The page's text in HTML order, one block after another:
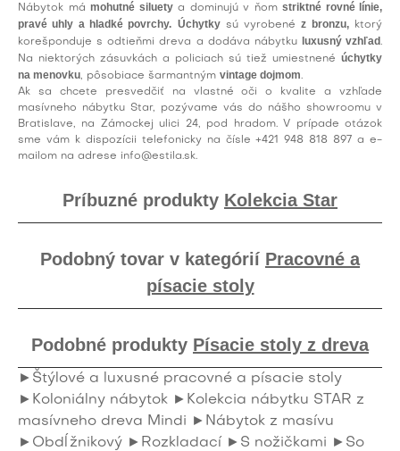
Nábytok má mohutné siluetya dominujú v ňom striktné rovné línie,
pravé uhly a hladké povrchy. Úchytkysú vyrobenéz bronzu,ktorý
korešponduje s odtieňmi dreva a dodáva nábytku
luxusný vzhľad.
Na niektorých zásuvkách a policiach sú tiež umiestnené úchytky
na menovku, pôsobiace šarmantným vintage dojmom.
Ak sa chcete presvedčiť na vlastné oči o kvalite a vzhľade
masívneho nábytku Star, pozývame vás do nášho showroomu v
Bratislave, na Zámockej ulici 24, pod hradom. V prípade otázok
sme vám k dispozícii telefonicky na čísle+421 948 818 897 a e-
mailom na adrese info@estila.sk.
Príbuzné produkty Kolekcia Star
Podobný tovar v kategórií Pracovné a
písacie stoly
Podobné produkty Písacie stoly z dreva
►Štýlové a luxusné pracovné a písacie stoly
►Koloniálny nábytok ►Kolekcia nábytku STAR z
masívneho dreva Mindi ►Nábytok z masívu
►Obdĺžnikový ►Rozkladací ►S nožičkami ►So